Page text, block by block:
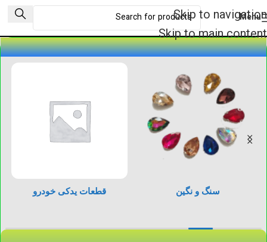
Skip to navigation
Skip to main content
Menu
سنگ و نگین قطعات یدکی خودرو